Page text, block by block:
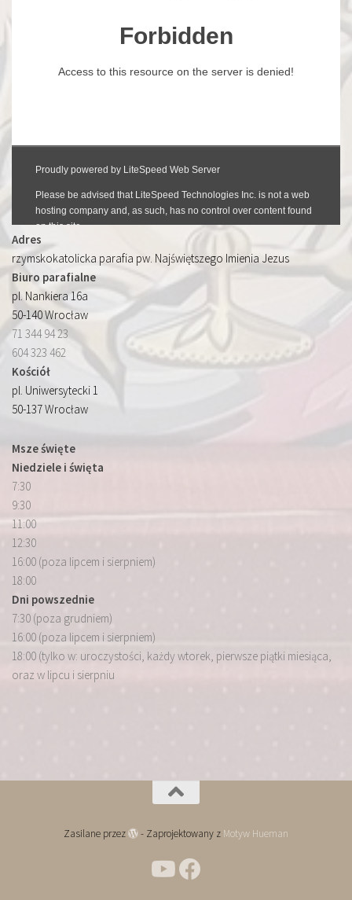
Adres
rzymskokatolicka parafia pw. Najświętszego Imienia Jezus
Biuro parafialne
pl. Nankiera 16a
50-140 Wrocław
71 344 94 23
604 323 462
Kościół
pl. Uniwersytecki 1
50-137 Wrocław
Msze święte
Niedziele i święta
7:30
9:30
11:00
12:30
16:00 (poza lipcem i sierpniem)
18:00
Dni powszednie
7:30 (poza grudniem)
16:00 (poza lipcem i sierpniem)
18:00 (tylko w: uroczystości, każdy wtorek, pierwsze piątki miesiąca,
oraz w lipcu i sierpniu
Zasilane przez - Zaprojektowany z Motyw Hueman